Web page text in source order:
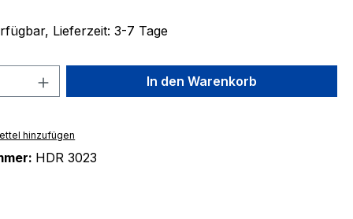
Lieferzeit: 3-7 Tage
Anzahl: Gib den gewünschten Wert
In den Warenkorb
hinzufügen
HDR 3023